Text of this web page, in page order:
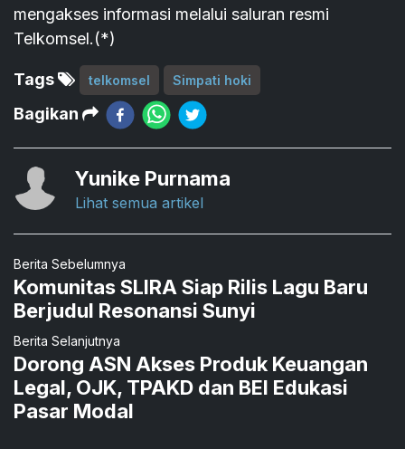
mengakses informasi melalui saluran resmi
Telkomsel.(*)
Tags telkomsel Simpati hoki
Bagikan
Yunike Purnama
Lihat semua artikel
Berita Sebelumnya
Komunitas SLIRA Siap Rilis Lagu Baru
Berjudul Resonansi Sunyi
Berita Selanjutnya
Dorong ASN Akses Produk Keuangan
Legal, OJK, TPAKD dan BEI Edukasi
Pasar Modal